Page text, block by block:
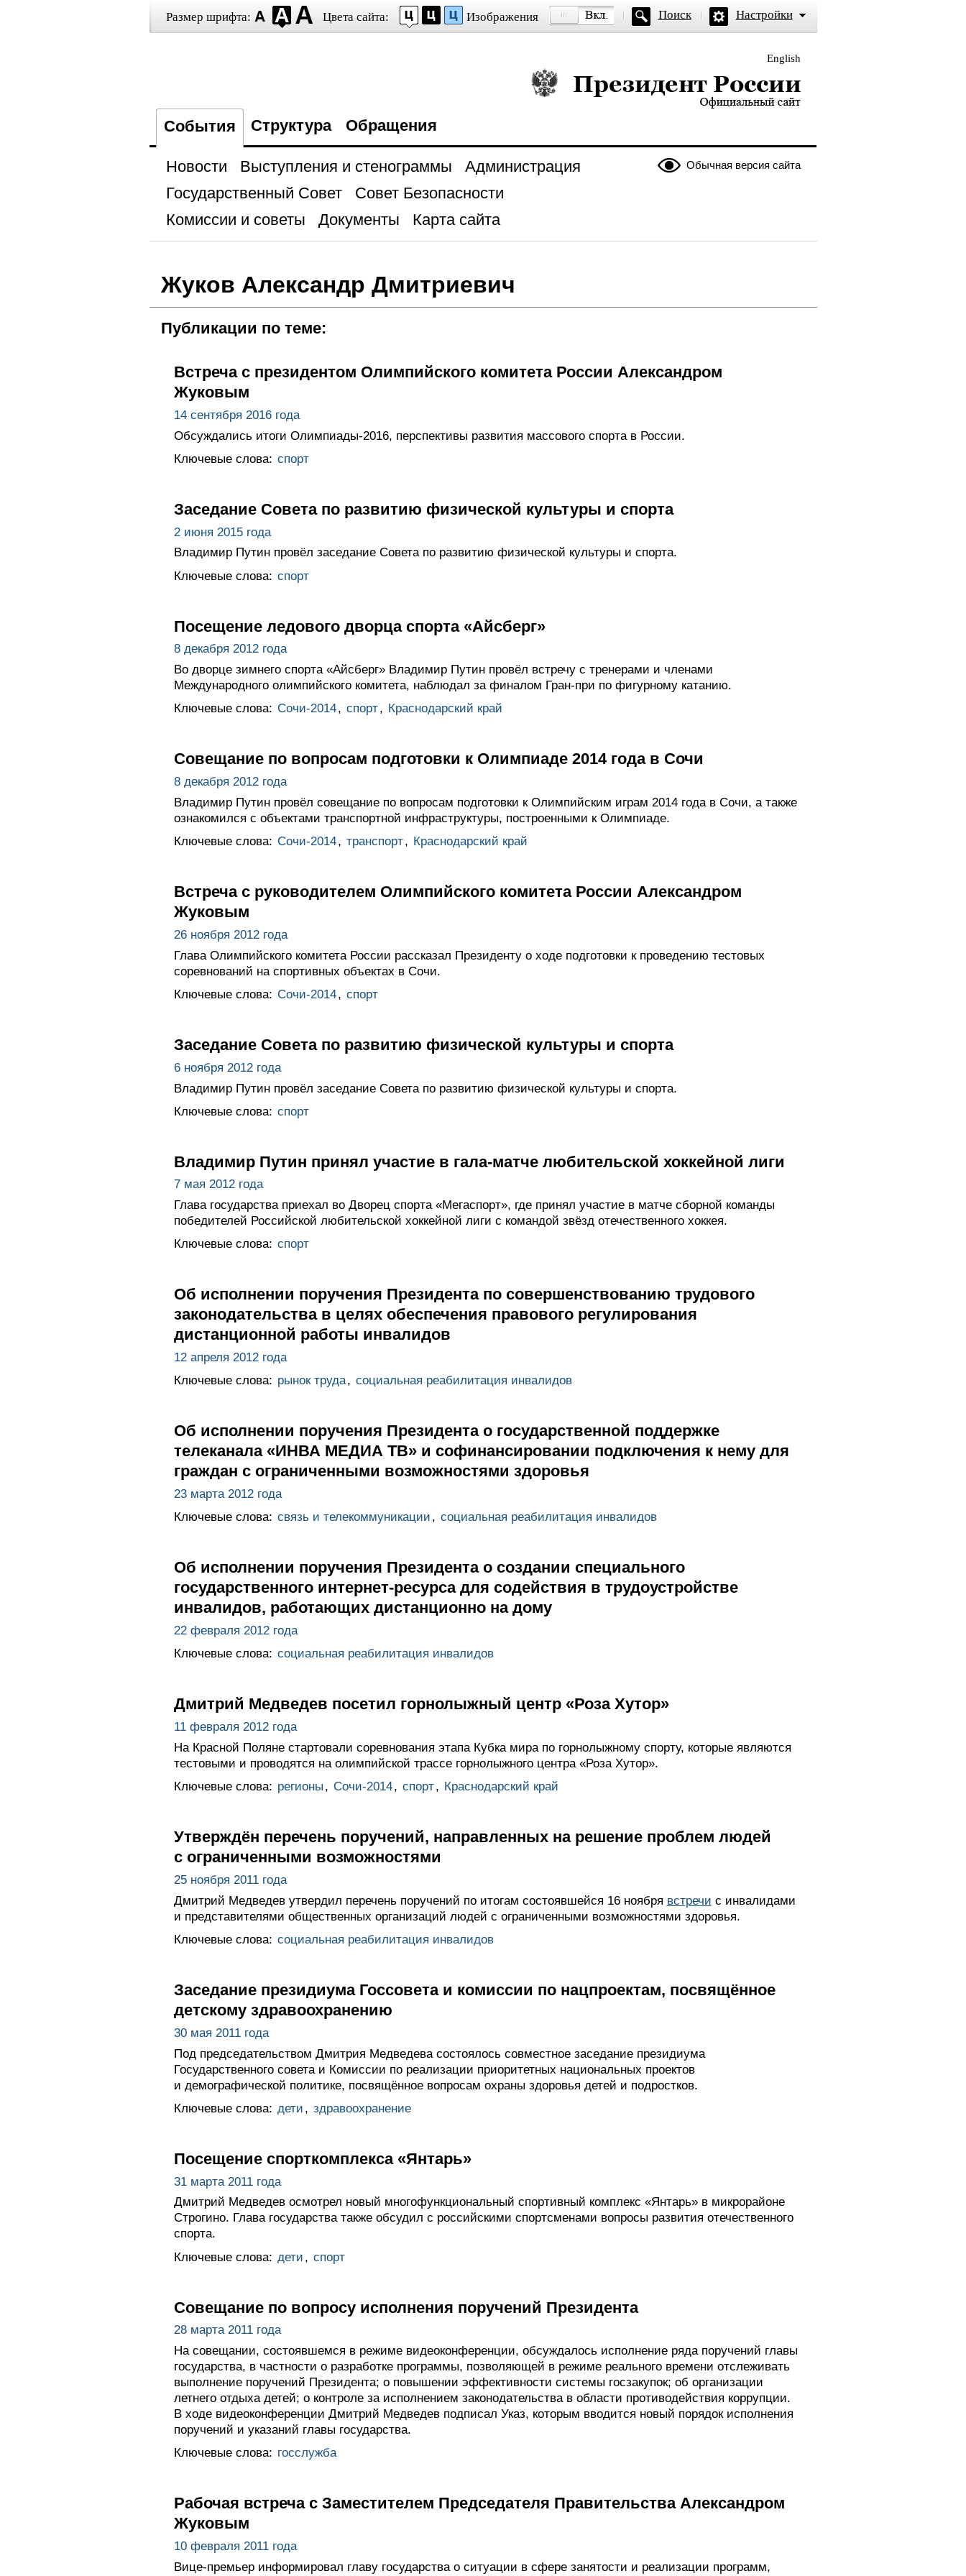
Размер шрифта: Цвета сайта: Изображения Поиск Настройки
English
Президент России — официальный сайт
События Структура Обращения
Обычная версия сайта
Новости Выступления и стенограммы
Администрация
Государственный Совет
Совет Безопасности
Комиссии и советы
Документы Карта сайта
Жуков Александр Дмитриевич
Публикации по теме:
Встреча с президентом Олимпийского комитета России Александром
Жуковым
14 сентября 2016 года
Обсуждались итоги Олимпиады‑2016, перспективы развития массового спорта в России.
Ключевые слова: спорт
Заседание Совета по развитию физической культуры и спорта
2 июня 2015 года
Владимир Путин провёл заседание Совета по развитию физической культуры и спорта.
Ключевые слова: спорт
Посещение ледового дворца спорта «Айсберг»
8 декабря 2012 года
Во дворце зимнего спорта «Айсберг» Владимир Путин провёл встречу с тренерами и членами
Международного олимпийского комитета, наблюдал за финалом Гран-при по фигурному катанию.
Ключевые слова: Сочи-2014, спорт, Краснодарский край
Совещание по вопросам подготовки к Олимпиаде 2014 года в Сочи
8 декабря 2012 года
Владимир Путин провёл совещание по вопросам подготовки к Олимпийским играм 2014 года в Сочи, а также
ознакомился с объектами транспортной инфраструктуры, построенными к Олимпиаде.
Ключевые слова: Сочи-2014, транспорт, Краснодарский край
Встреча с руководителем Олимпийского комитета России Александром
Жуковым
26 ноября 2012 года
Глава Олимпийского комитета России рассказал Президенту о ходе подготовки к проведению тестовых
соревнований на спортивных объектах в Сочи.
Ключевые слова: Сочи-2014, спорт
Заседание Совета по развитию физической культуры и спорта
6 ноября 2012 года
Владимир Путин провёл заседание Совета по развитию физической культуры и спорта.
Ключевые слова: спорт
Владимир Путин принял участие в гала-матче любительской хоккейной лиги
7 мая 2012 года
Глава государства приехал во Дворец спорта «Мегаспорт», где принял участие в матче сборной команды
победителей Российской любительской хоккейной лиги с командой звёзд отечественного хоккея.
Ключевые слова: спорт
Об исполнении поручения Президента по совершенствованию трудового
законодательства в целях обеспечения правового регулирования
дистанционной работы инвалидов
12 апреля 2012 года
Ключевые слова: рынок труда, социальная реабилитация инвалидов
Об исполнении поручения Президента о государственной поддержке
телеканала «ИНВА МЕДИА ТВ» и софинансировании подключения к нему для
граждан с ограниченными возможностями здоровья
23 марта 2012 года
Ключевые слова: связь и телекоммуникации , социальная реабилитация инвалидов
Об исполнении поручения Президента о создании специального
государственного интернет-ресурса для содействия в трудоустройстве
инвалидов, работающих дистанционно на дому
22 февраля 2012 года
Ключевые слова: социальная реабилитация инвалидов
Дмитрий Медведев посетил горнолыжный центр «Роза Хутор»
11 февраля 2012 года
На Красной Поляне стартовали соревнования этапа Кубка мира по горнолыжному спорту, которые являются
тестовыми и проводятся на олимпийской трассе горнолыжного центра «Роза Хутор».
Ключевые слова: регионы , Сочи-2014, спорт, Краснодарский край
Утверждён перечень поручений, направленных на решение проблем людей
с ограниченными возможностями
25 ноября 2011 года
Дмитрий Медведев утвердил перечень поручений по итогам состоявшейся 16 ноября встречи с инвалидами
и представителями общественных организаций людей с ограниченными возможностями здоровья.
Ключевые слова: социальная реабилитация инвалидов
Заседание президиума Госсовета и комиссии по нацпроектам, посвящённое
детскому здравоохранению
30 мая 2011 года
Под председательством Дмитрия Медведева состоялось совместное заседание президиума
Государственного совета и Комиссии по реализации приоритетных национальных проектов
и демографической политике, посвящённое вопросам охраны здоровья детей и подростков.
Ключевые слова: дети , здравоохранение
Посещение спорткомплекса «Янтарь»
31 марта 2011 года
Дмитрий Медведев осмотрел новый многофункциональный спортивный комплекс «Янтарь» в микрорайоне
Строгино. Глава государства также обсудил с российскими спортсменами вопросы развития отечественного
спорта.
Ключевые слова: дети , спорт
Совещание по вопросу исполнения поручений Президента
28 марта 2011 года
На совещании, состоявшемся в режиме видеоконференции, обсуждалось исполнение ряда поручений главы
государства, в частности о разработке программы, позволяющей в режиме реального времени отслеживать
выполнение поручений Президента; о повышении эффективности системы госзакупок; об организации
летнего отдыха детей; о контроле за исполнением законодательства в области противодействия коррупции.
В ходе видеоконференции Дмитрий Медведев подписал Указ, которым вводится новый порядок исполнения
поручений и указаний главы государства.
Ключевые слова: госслужба
Рабочая встреча с Заместителем Председателя Правительства Александром
Жуковым
10 февраля 2011 года
Вице-премьер информировал главу государства о ситуации в сфере занятости и реализации программ,